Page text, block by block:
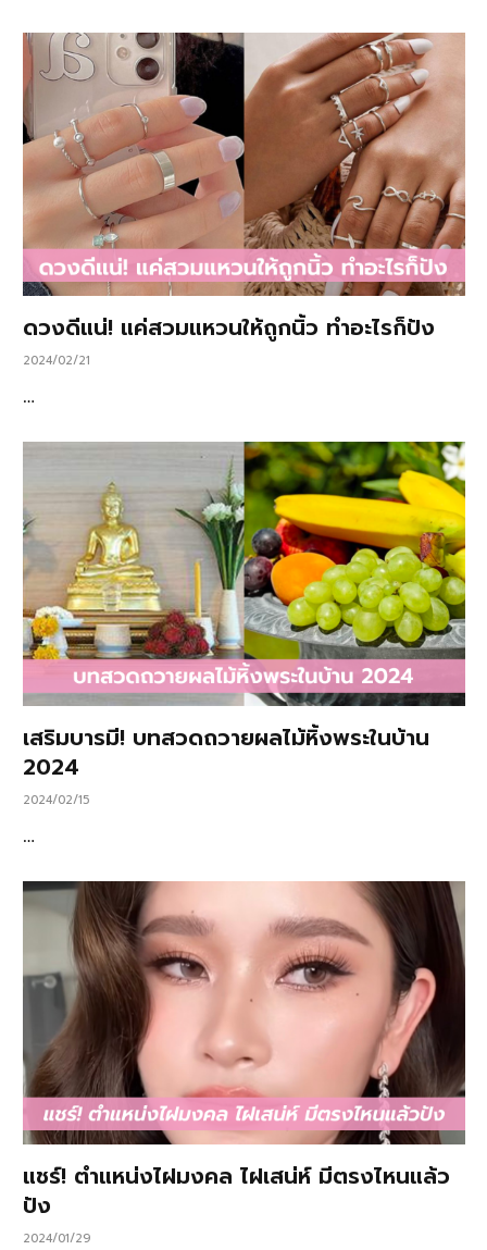
ดวงดีแน่! แค่สวมแหวนให้ถูกนิ้ว ทำอะไรก็ปัง
2024/02/21
…
เสริมบารมี! บทสวดถวายผลไม้หิ้งพระในบ้าน
2024
2024/02/15
…
แชร์! ตำแหน่งไฝมงคล ไฝเสน่ห์ มีตรงไหนแล้ว
ปัง
2024/01/29